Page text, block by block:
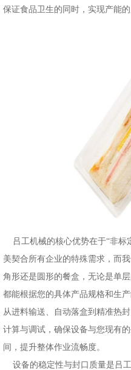
保证食品卫生的同时，实现产能的
吕工机械的核心优势在于“非标
美契合所有企业的特殊需求，而
角形还是圆形的餐盒，无论是单
都能根据您的具体产品规格和生
从进料输送、自动落盒到精准热
计算与调试，确保设备与您现有
间，提升整体作业流畅度。
设备的稳定性与封口质量是吕